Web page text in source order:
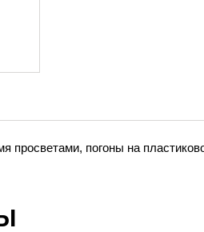
просветами, погоны на